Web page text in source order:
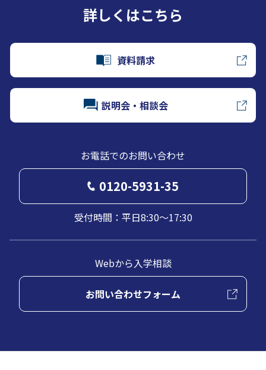
詳しくはこちら
資料請求
説明会・相談会
お電話でのお問い合わせ
0120-5931-35
受付時間：平日8:30～17:30
Webから入学相談
お問い合わせフォーム